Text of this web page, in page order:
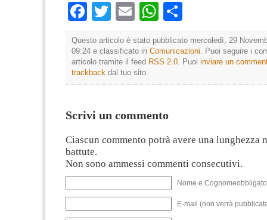
Facebook
TwitterEmailWhatsApp
Questo articolo è stato pubblicato mercoledì, 29
09:24 e classificato in Comunicazioni. Puoi seguire i
articolo tramite il feed RSS 2.0. Puoi inviare un
trackback dal tuo sito.
Scrivi un commento
Ciascun commento potrà avere una lunghezza
battute.
Non sono ammessi commenti consecutivi.
Nome e
E-mail (non verrà